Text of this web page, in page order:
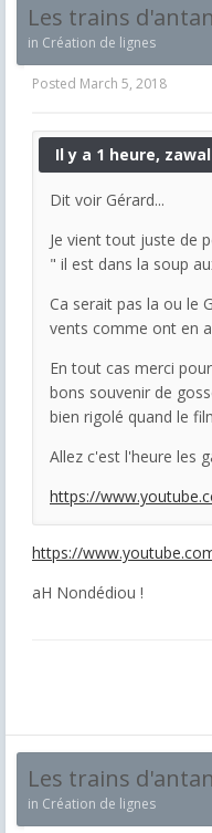
Les trains
in Création de lignes
Posted March 5, 2018
Il y a 1 heure,
Dit voir Gérard...
Je vient tout juste de
" il est dans la soup
Ca serait pas la ou le
vents comme ont en
En tout cas merci
bons souvenir de
bien rigolé quand le
Allez c'est l'heure les
https://
https://
aH Nondédiou !
Les trains
in Création de lignes